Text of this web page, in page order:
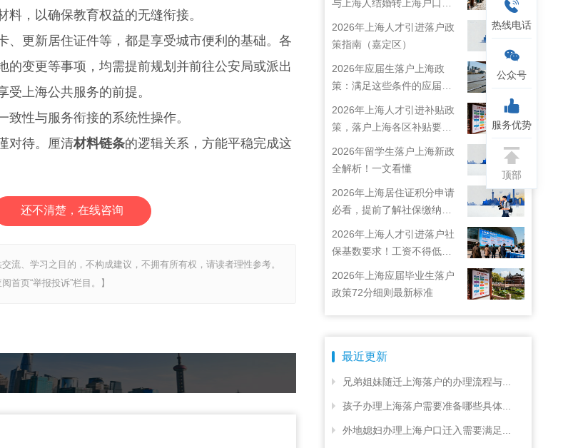
，以确保教育权益的无缝衔接。
更新居住证件等，都是享受城市便利的基础。各
变更等事项，均需提前规划并前往公安局或派出
上海公共服务的前提。
性与服务衔接的系统性操作。
对待。厘清材料链条的逻辑关系，方能平稳完成这
还不清楚，在线咨询
流、学习之目的，不构成建议，不拥有所有权，请读者理性参考。
首页“举报投诉”栏目。】
与上海人结婚转上海户口攻
略来啦！
2026年上海人才引进落户政
策指南（嘉定区）
2026年应届生落户上海政
策：满足这些条件的应届生
就能落户上海啦！
2026年上海人才引进补贴政
策，落户上海各区补贴要求
2026年留学生落户上海新政
全解析！一文看懂
2026年上海居住证积分申请
必看，提前了解社保缴纳要
2026年上海人才引进落户社
保基数要求！工资不得低于
22792元！
2026年上海应届毕业生落户
政策72分细则最新标准
最近更新
兄弟姐妹随迁上海落户的办理流程与...
孩子办理上海落户需要准备哪些具体...
外地媳妇办理上海户口迁入需要满足...
热线电话
公众号
服务优势
顶部